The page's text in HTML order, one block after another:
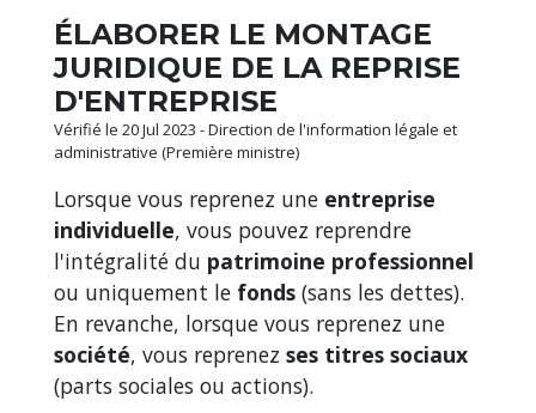
ÉLABORER LE MONTAGE
JURIDIQUE DE LA REPRISE
D'ENTREPRISE
Vérifié le 20 Jul 2023 - Direction de l'information légale et
administrative (Première ministre)
Lorsque vous reprenez une entreprise
individuelle, vous pouvez reprendre
l'intégralité du patrimoine professionnel
ou uniquement le fonds (sans les dettes).
En revanche, lorsque vous reprenez une
société, vous reprenez ses titres sociaux
(parts sociales ou actions).